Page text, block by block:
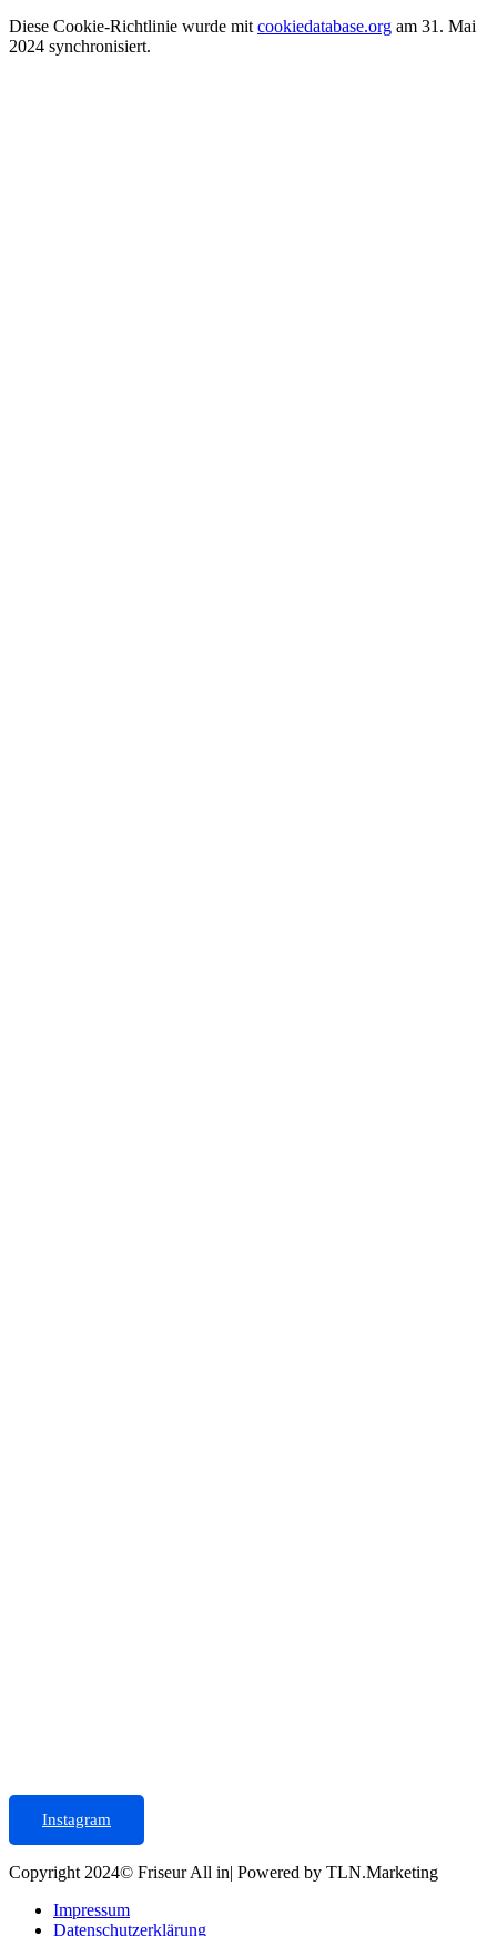
Diese Cookie-Richtlinie wurde mit cookiedatabase.org am 31. Mai
2024 synchronisiert.
Instagram
Copyright 2024© Friseur All in| Powered by TLN.Marketing
Impressum
Datenschutzerklärung